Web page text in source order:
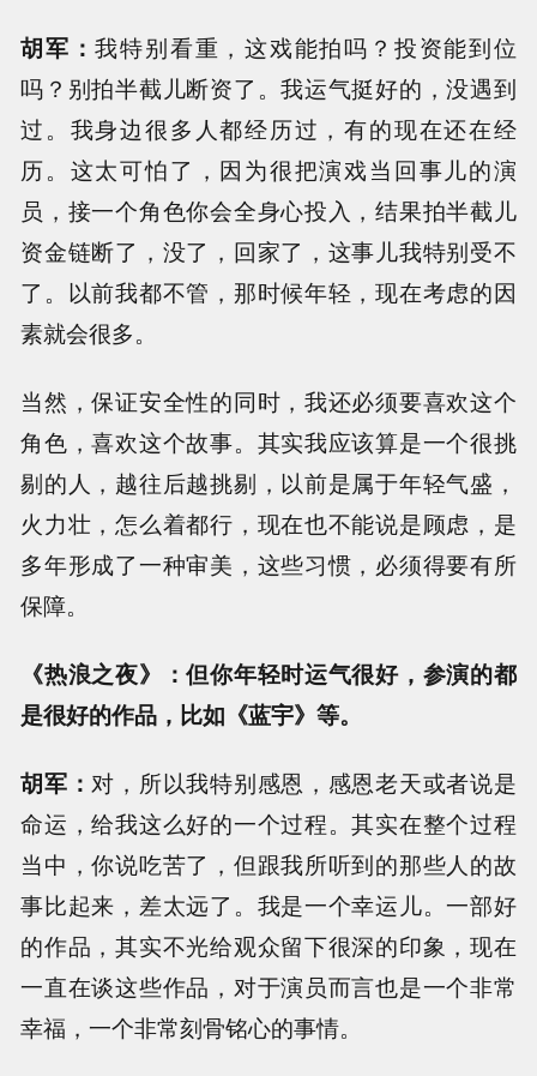
胡军：我特别看重，这戏能拍吗？投资能到位
吗？别拍半截儿断资了。我运气挺好的，没遇到
过。我身边很多人都经历过，有的现在还在经
历。这太可怕了，因为很把演戏当回事儿的演
员，接一个角色你会全身心投入，结果拍半截儿
资金链断了，没了，回家了，这事儿我特别受不
了。以前我都不管，那时候年轻，现在考虑的因
素就会很多。
当然，保证安全性的同时，我还必须要喜欢这个
角色，喜欢这个故事。其实我应该算是一个很挑
剔的人，越往后越挑剔，以前是属于年轻气盛，
火力壮，怎么着都行，现在也不能说是顾虑，是
多年形成了一种审美，这些习惯，必须得要有所
保障。
《热浪之夜》：但你年轻时运气很好，参演的都
是很好的作品，比如《蓝宇》等。
胡军：对，所以我特别感恩，感恩老天或者说是
命运，给我这么好的一个过程。其实在整个过程
当中，你说吃苦了，但跟我所听到的那些人的故
事比起来，差太远了。我是一个幸运儿。一部好
的作品，其实不光给观众留下很深的印象，现在
一直在谈这些作品，对于演员而言也是一个非常
幸福，一个非常刻骨铭心的事情。